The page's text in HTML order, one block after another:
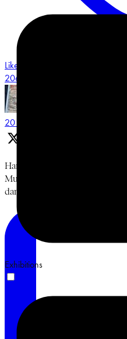
Like on Twitter
2068548487491551658
20 Jun
Hari keempat, Jumat, 19 Juni
Muhammadiyah, dan Islam
dan Ismail Hamadun. Terima
Exhibitions